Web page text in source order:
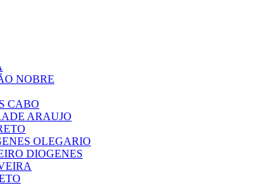
NOBRE
CABO
ARAUJO
OLEGARIO
DIOGENES